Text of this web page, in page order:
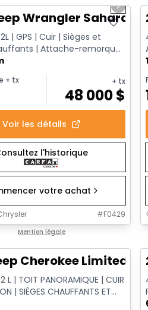
slide Next
Wrangler Sahara
| GPS | Cuir | Sièges et
| Attache-remorque
à distance
+ tx + tx
48 000$
Voir les détails
l'historique
votre achat
#F0429
Mention légale
offre
Cherokee Limited
L | TOIT PANORAMIQUE | CUIR
| SIÈGES CHAUFFANTS ET